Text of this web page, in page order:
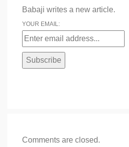
Babaji writes a new article.
YOUR EMAIL:
Comments are closed.